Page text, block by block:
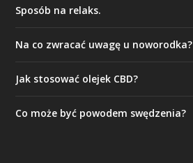
Sposób na relaks.
Na co zwracać uwagę u noworodka?
Jak stosować olejek CBD?
Co może być powodem swędzenia?